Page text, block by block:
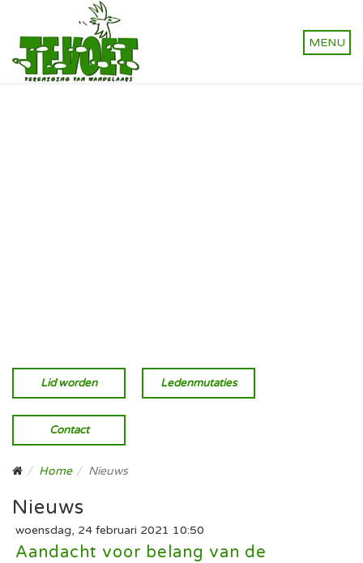
Lid worden Ledenmutaties
Contact
Home Nieuws
Nieuws
woensdag, 24 februari 2021 10:50
Aandacht voor belang van de